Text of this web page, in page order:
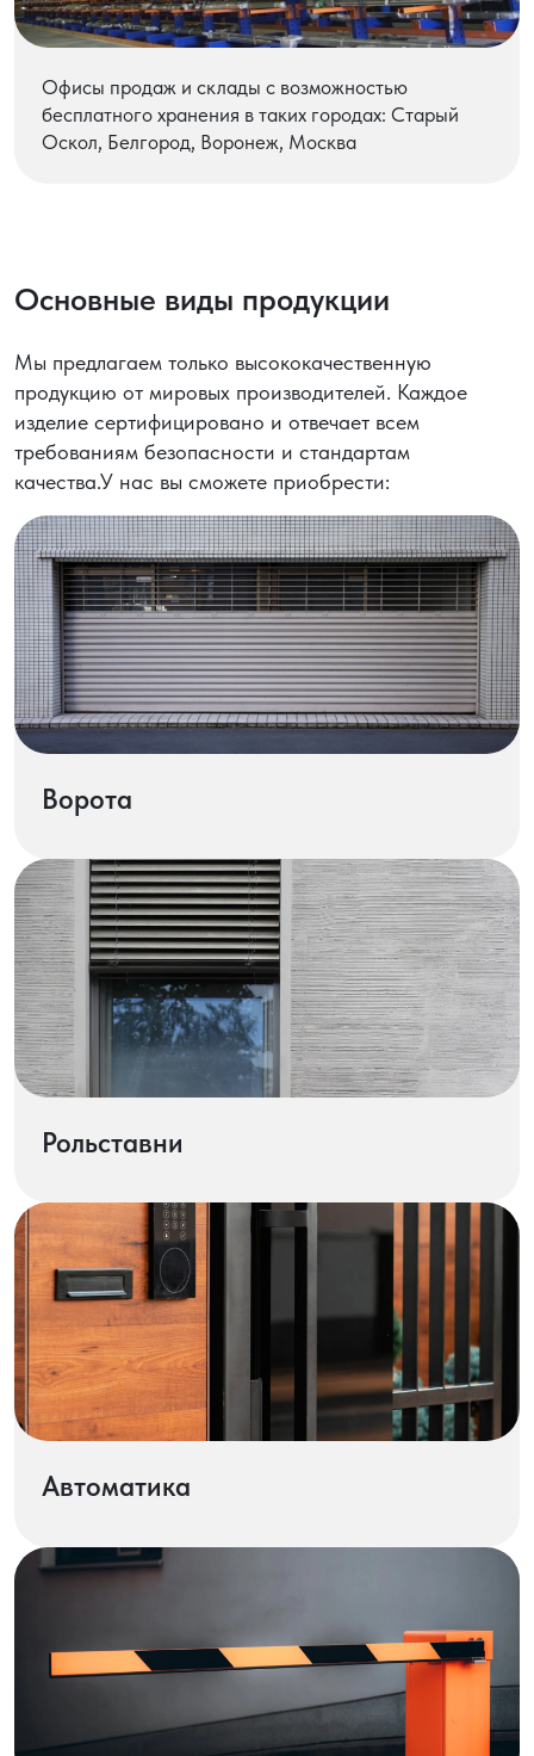
Офисы продаж и склады с возможностью
бесплатного хранения в таких городах: Старый
Оскол, Белгород, Воронеж, Москва
Основные виды продукции
Мы предлагаем только высококачественную
продукцию от мировых производителей. Каждое
изделие сертифицировано и отвечает всем
требованиям безопасности и стандартам
качества.У нас вы сможете приобрести:
Ворота
Рольставни
Автоматика